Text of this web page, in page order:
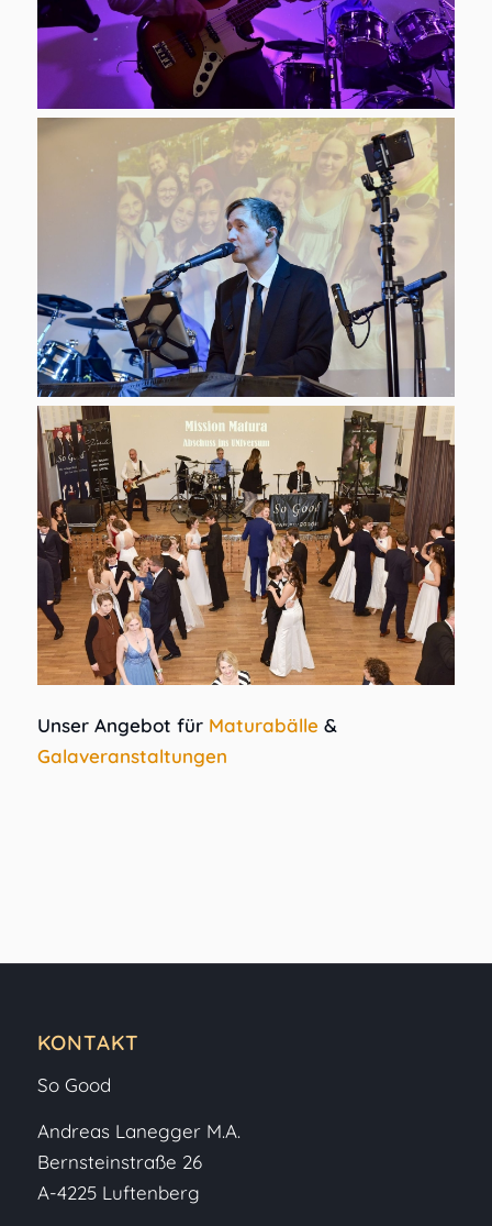
Unser Angebot für Maturabälle &
Galaveranstaltungen
KONTAKT
So Good
Andreas Lanegger M.A.
Bernsteinstraße 26
A-4225 Luftenberg